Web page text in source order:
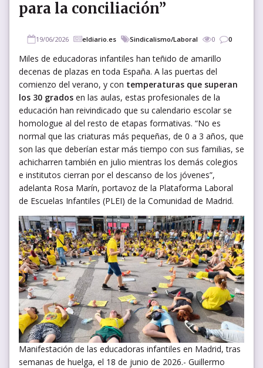
para la conciliación”
19/06/2026 eldiario.es Sindicalismo/Laboral 0 0
Miles de educadoras infantiles han teñido de amarillo
decenas de plazas en toda España. A las puertas del
comienzo del verano, y con temperaturas que superan
los 30 grados en las aulas, estas profesionales de la
educación han reivindicado que su calendario escolar se
homologue al del resto de etapas formativas. “No es
normal que las criaturas más pequeñas, de 0 a 3 años, que
son las que deberían estar más tiempo con sus familias, se
achicharren también en julio mientras los demás colegios
e institutos cierran por el descanso de los jóvenes”,
adelanta Rosa Marín, portavoz de la Plataforma Laboral
de Escuelas Infantiles (PLEI) de la Comunidad de Madrid.
Manifestación de las educadoras infantiles en Madrid, tras
semanas de huelga, el 18 de junio de 2026.- Guillermo